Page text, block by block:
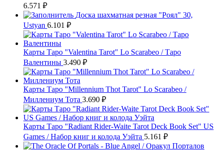
6.571 ₽
Доска шахматная резная "Роял" 30,
Ustyan 6.101 ₽
Карты Таро "Valentina Tarot" Lo Scarabeo / Таро
Валентины 3.490 ₽
Карты Таро "Millennium Thot Tarot" Lo Scarabeo /
Миллениум Тота 3.690 ₽
Карты Таро "Radiant Rider-Waite Tarot Deck Book Set" US
Games / Набор книг и колода Уэйта 5.161 ₽